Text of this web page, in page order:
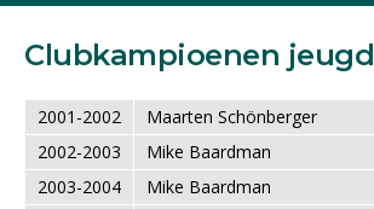
Clubkampioenen jeugd
2001-2002
Maarten Schönberger
2002-2003
Mike Baardman
2003-2004
Mike Baardman